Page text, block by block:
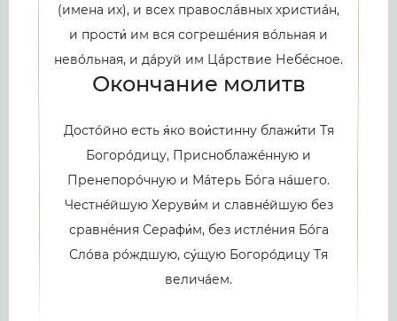
(имена их), и всех правослáвных христиáн,
и прости́ им вся согрешéния вóльная и
невóльная, и дáруй им Цáрствие Небéсное.
Окончание молитв
Достóйно есть я́ко вои́стинну блажи́ти Тя
Богорóдицу, Присноблажéнную и
Пренепорóчную и Мáтерь Бóга нáшего.
Честнéйшую Херуви́м и славнéйшую без
сравнéния Серафи́м, без истлéния Бóга
Слóва рóждшую, су́щую Богорóдицу Тя
величáем.